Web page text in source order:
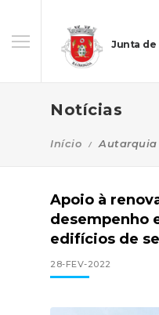
Junta de
Notícias
Início Autarquia
Apoio à
desempenho
edifícios de
28-FEV-2022